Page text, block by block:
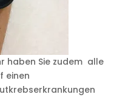
haben Sie zudem alle
einen